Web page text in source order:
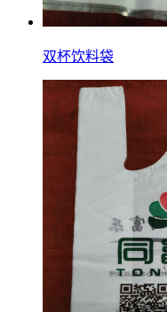
双杯饮料袋